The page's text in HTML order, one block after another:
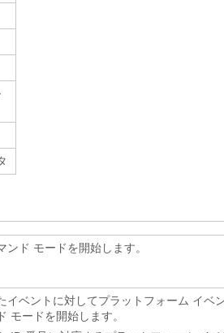
ンド モードを開始します。
イベントに対してプラットフォーム イベ
モードを開始します。